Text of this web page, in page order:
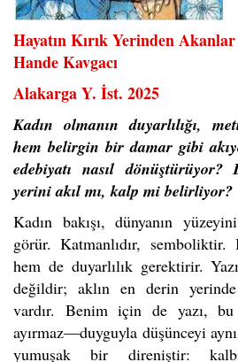
Hayatın Kırık Yerinden Akanlar
Hande Kavgacı
Alakarga Y. İst. 2025
Kadın olmanın duyarlılığı,
hem belirgin bir damar gibi
edebiyatı nasıl dönüştürüyor?
yerini akıl mı, kalp mi belirliyor?
Kadın bakışı, dünyanın
görür. Katmanlıdır,
hem de duyarlılık gerektirir.
değildir; aklın en derin
vardır. Benim için de yazı,
ayırmaz—duyguyla düşünceyi
yumuşak bir direniştir: